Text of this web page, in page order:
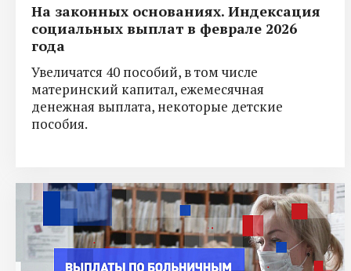
На законных основаниях. Индексация
социальных выплат в феврале 2026
года
Увеличатся 40 пособий, в том числе
материнский капитал, ежемесячная
денежная выплата, некоторые детские
пособия.